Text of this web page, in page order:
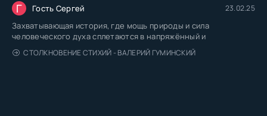
Г Гость Сергей 23.02.25
Захватывающая история, где мощь природы и сила
человеческого духа сплетаются в напряжённый и
СТОЛКНОВЕНИЕ СТИХИЙ - ВАЛЕРИЙ ГУМИНСКИЙ